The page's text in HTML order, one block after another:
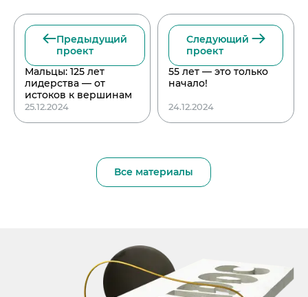
Предыдущий
проект
Мальцы: 125 лет
лидерства — от
истоков к вершинам
25.12.2024
Следующий
проект
55 лет — это только
начало!
24.12.2024
Все материалы